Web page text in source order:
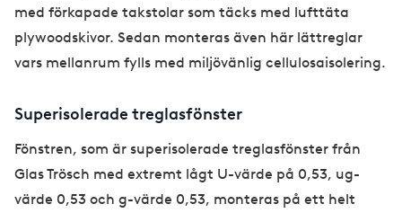
med förkapade takstolar som täcks med lufttäta
plywoodskivor. Sedan monteras även här lättreglar
vars mellanrum fylls med miljövänlig cellulosaisolering.
Superisolerade treglasfönster
Fönstren, som är superisolerade treglasfönster från
Glas Trösch med extremt lågt U-värde på 0,53, ug-
värde 0,53 och g-värde 0,53, monteras på ett helt